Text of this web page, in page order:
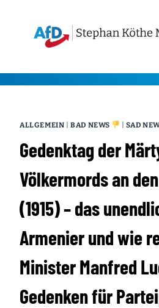
springen
ALLGEMEIN |BAD NEWS SAD
Gedenktag der
Völkermords an
(1915) – das
Armenier und wie
Minister Manfred
Gedenken für